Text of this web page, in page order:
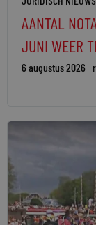
AANTAL
JUNI WEER
6 augustus 2026